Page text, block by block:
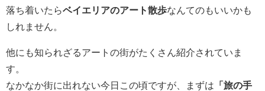
落ち着いたらベイエリアのアート散歩なんてのもいいかも
しれません。
他にも知られざるアートの街がたくさん紹介されていま
す。
なかなか街に出れない今日この頃ですが、まずは 「旅の手